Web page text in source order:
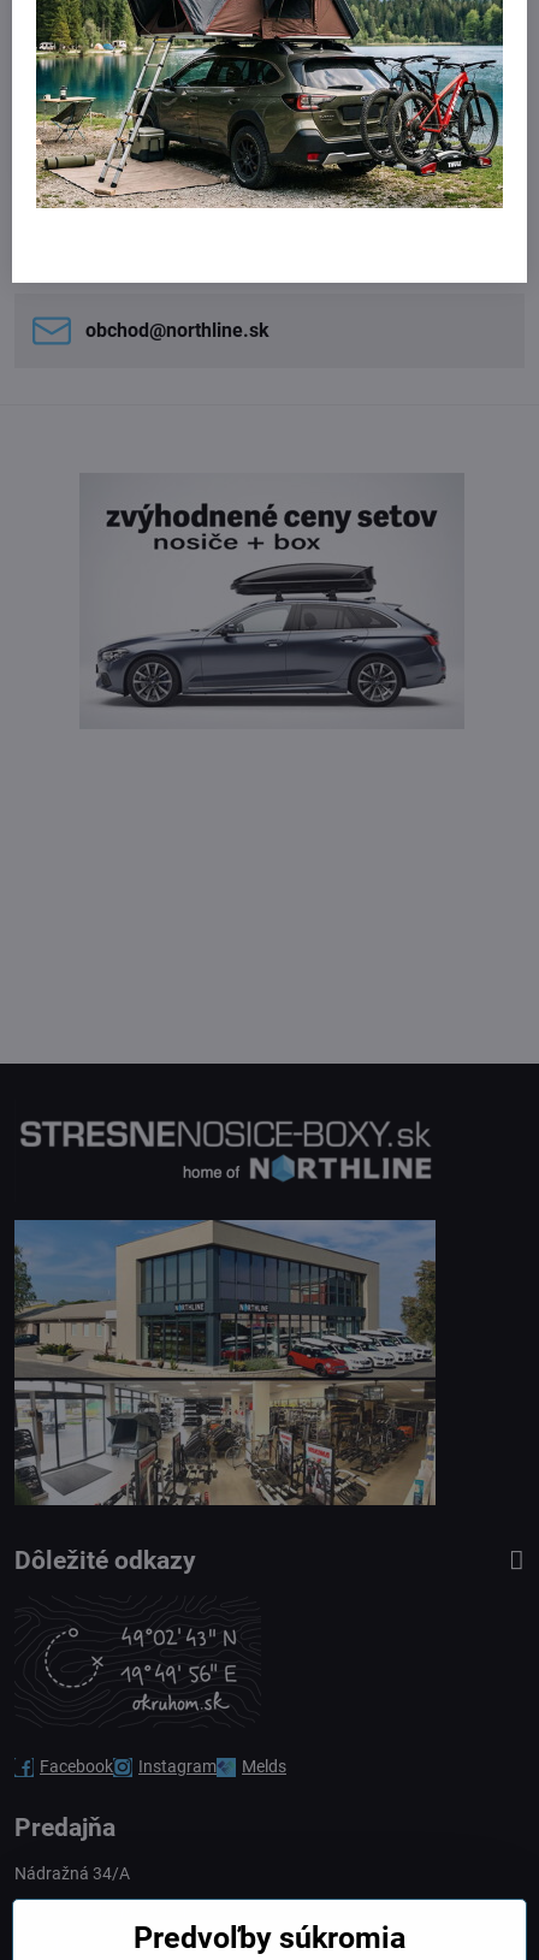
Thule Square Bar Clamp pre
Leapmotor C10 2024 - ,
rovná strecha
Skladom
269 €
Do košíka
obchod​@northline​.sk
Dôležité odkazy
Facebook Instagram Melds
Predajňa
Nádražná 34/A
Predvoľby súkromia